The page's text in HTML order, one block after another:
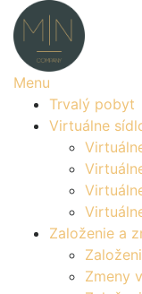
Prejsť
na
obsah
Menu
Trvalý pobyt
Virtuálne
Založenie a
Zmeny